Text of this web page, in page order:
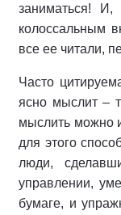
заниматься! И,
колоссальным
все ее читали,
Часто
ясно мыслит –
мыслить можно
для этого
люди,
управлении,
бумаге, и